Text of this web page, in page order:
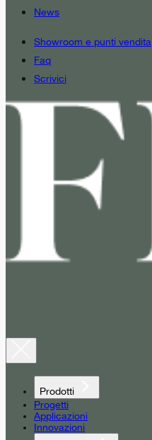
News
Showroom e punti vendita
Faq
Scrivici
Prodotti
Progetti
Applicazioni
Innovazioni